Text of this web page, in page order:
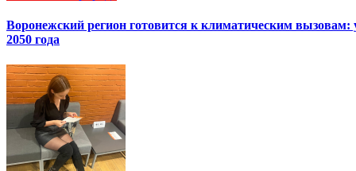
Воронежский регион готовится к климатическим вызовам:
2050 года